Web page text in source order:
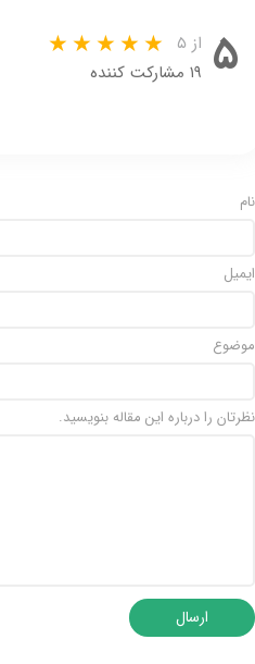
۵ از ۵
۱۹ مشارکت کننده
نام
ایمیل
موضوع
نظرتان را درباره این مقاله بنویسید.
ارسال